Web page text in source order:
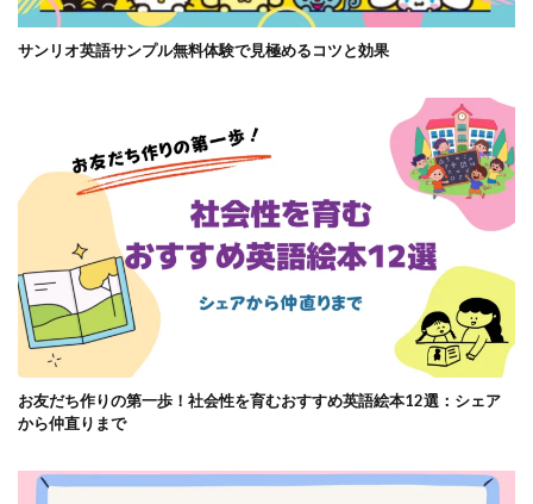
サンリオ英語サンプル無料体験で見極めるコツと効果
お友だち作りの第一歩！社会性を育むおすすめ英語絵本12選：シェア
から仲直りまで